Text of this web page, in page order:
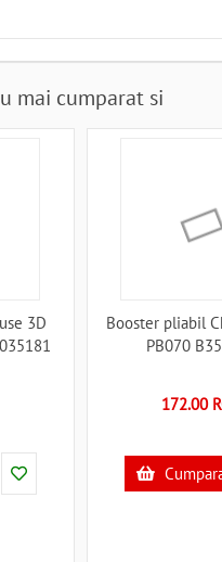
mai cumparat si
3D
Booster pliabil
PB070
172.00